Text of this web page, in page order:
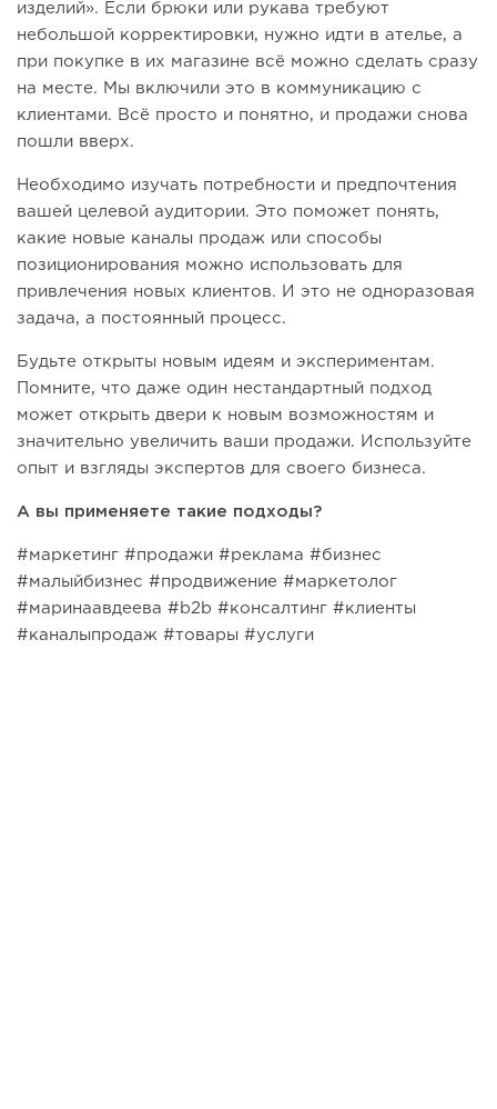
изделий». Если брюки или рукава требуют
небольшой корректировки, нужно идти в ателье, а
при покупке в их магазине всё можно сделать сразу
на месте. Мы включили это в коммуникацию с
клиентами. Всё просто и понятно, и продажи снова
пошли вверх.
Необходимо изучать потребности и предпочтения
вашей целевой аудитории. Это поможет понять,
какие новые каналы продаж или способы
позиционирования можно использовать для
привлечения новых клиентов. И это не одноразовая
задача, а постоянный процесс.
Будьте открыты новым идеям и экспериментам.
Помните, что даже один нестандартный подход
может открыть двери к новым возможностям и
значительно увеличить ваши продажи. Используйте
опыт и взгляды экспертов для своего бизнеса.
А вы применяете такие подходы?
#маркетинг #продажи #реклама #бизнес
#малыйбизнес #продвижение #маркетолог
#маринаавдеева #b2b #консалтинг #клиенты
#каналыпродаж #товары #услуги